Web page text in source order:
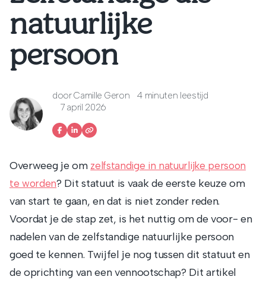
natuurlijke
persoon
doorCamille Geron
4 minuten leestijd
7 april 2026
Overweeg je om zelfstandige in natuurlijke persoon
te worden? Dit statuut is vaak de eerste keuze om
van start te gaan, en dat is niet zonder reden.
Voordat je de stap zet, is het nuttig om de voor- en
nadelen van de zelfstandige natuurlijke persoon
goed te kennen. Twijfel je nog tussen dit statuut en
de oprichting van een vennootschap? Dit artikel